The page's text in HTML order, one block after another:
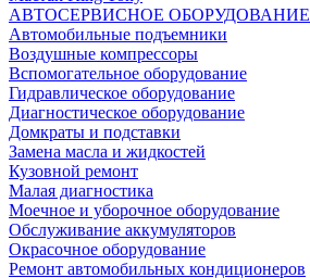
АВТОСЕРВИСНОЕ ОБОРУДОВАНИЕ
Автомобильные подъемники
Воздушные компрессоры
Вспомогательное оборудование
Гидравлическое оборудование
Диагностическое оборудование
Домкраты и подставки
Замена масла и жидкостей
Кузовной ремонт
Малая диагностика
Моечное и уборочное оборудование
Обслуживание аккумуляторов
Окрасочное оборудование
Ремонт автомобильных кондиционеров